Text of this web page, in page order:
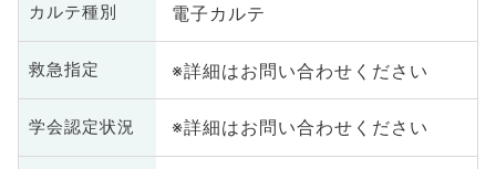
カルテ種別 電子カルテ
救急指定 ※詳細はお問い合わせください
学会認定状況 ※詳細はお問い合わせください